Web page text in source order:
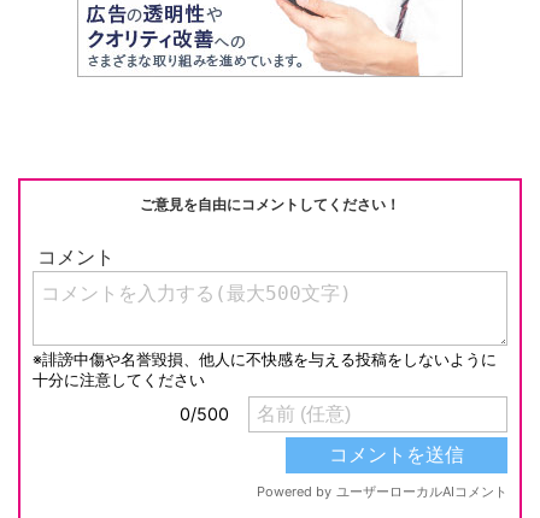
ご意見を自由にコメントしてください！